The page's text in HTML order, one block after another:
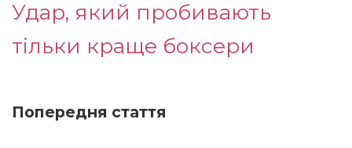
Удар, який пробивають
тільки краще боксери
Попередня стаття